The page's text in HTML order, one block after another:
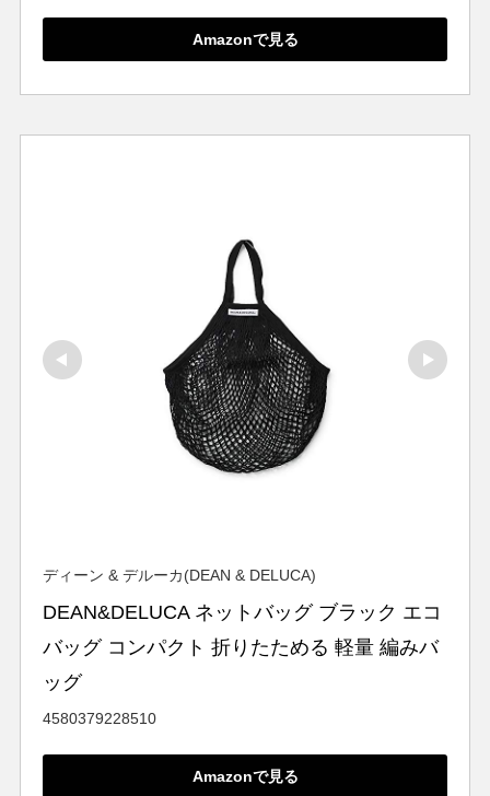
Amazonで見る
ディーン & デルーカ(DEAN & DELUCA)
DEAN&DELUCA ネットバッグ ブラック エコ
バッグ コンパクト 折りたためる 軽量 編みバ
ッグ
4580379228510
Amazonで見る